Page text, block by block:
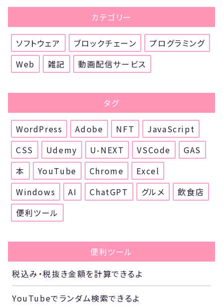
カテゴリー
ソフトウェア ブロックチェーン
プログラミング
Web
雑記 動画配信サービス
タグ
WordPress Adobe NFT
JavaScript
CSS
Udemy U-NEXT VSCode
GAS
本
YouTube Chrome
Excel
Windows
AI ChatGPT グルメ
飲食店
便利ツール
便利ツール
税込み・税抜き金額を計算できるよ
YouTubeでランダム検索できるよ